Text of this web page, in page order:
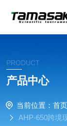
PRODUCT
产品中心
当前位置： 首页
AHP-650跨境